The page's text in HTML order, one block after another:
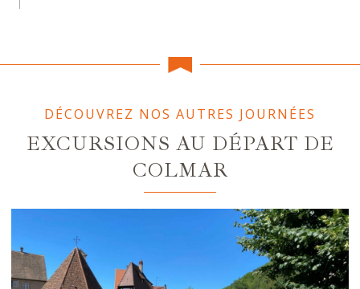
DÉCOUVREZ NOS AUTRES JOURNÉES
EXCURSIONS AU DÉPART DE
COLMAR